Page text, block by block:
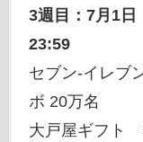
3週目：7月1日
23:59
セブン-イレブ
ボ 20万名
大戸屋ギフト